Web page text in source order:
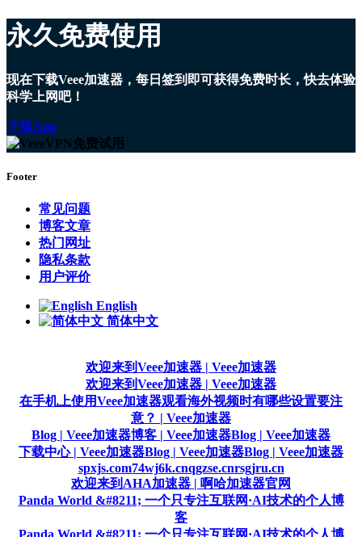
永久免费使用
现在下载Veee加速器，每日签到即可获得免费时长，快去体验
科学上网吧！
下载App
Footer
常见问题
博客文章
热门网址
隐私条款
用户评价
English
简体中文
欢迎来到Veee加速器 | Veee加速器
欢迎来到Veee加速器 | Veee加速器
在手机上使用Veee加速器观看海外视频时有哪些设置要注
意？ | Veee加速器
Blog | Veee加速器博客 | Veee加速器Blog | Veee加速器
下载中心 | Veee加速器Blog | Veee加速器Blog | Veee加速器
spxjs.com74wj6k.cnqgzse.cnrsgjru.cn
欢迎来到AHA加速器 | 啊哈加速器官网
Panda World &#8211; 一个只专注互联网·AI技术的个人博
客